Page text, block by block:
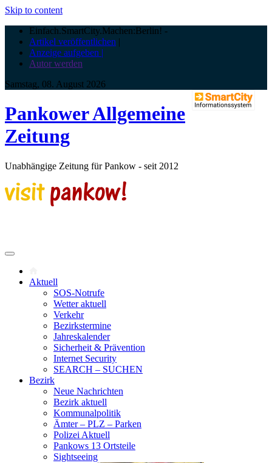
Skip to content
Einfach.SmartCity.Machen:Berlin! -
Artikel veröffentlichen |
Anzeige aufgeben |
Autor werden
Samstag, 08. August 2026
Pankower Allgemeine
Zeitung
Unabhängige Zeitung für Pankow - seit 2012
Aktuell
SOS-Notrufe
Wetter aktuell
Verkehr
Bezirkstermine
Jahreskalender
Sicherheit & Prävention
Internet Security
SEARCH – SUCHEN
Bezirk
Neue Nachrichten
Bezirk aktuell
Kommunalpolitik
Ämter – PLZ – Parken
Polizei Aktuell
Pankows 13 Ortsteile
Sightseeing